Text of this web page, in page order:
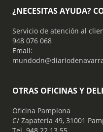
¿NECESITAS AYUDA?
Servicio de atención al
948 076 068
Email:
OTRAS OFICINAS Y
Oficina Pamplona
C/ Zapatería 49, 31001